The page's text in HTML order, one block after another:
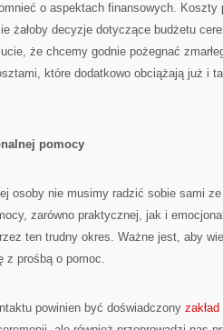
o aspektach finansowych. Koszty
żałoby decyzje dotyczące budżetu
że chcemy godnie pożegnać
które dodatkowo obciążają już i
pomocy
osoby nie musimy radzić sobie sami
zarówno praktycznej, jak i
ten trudny okres. Ważne jest, aby
z prośbą o pomoc.
powinien być doświadczony